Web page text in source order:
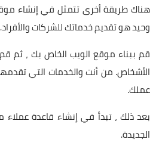
وحيد هو تقديم خدماتك للشركات والأفراد.
قم ببناء موقع الويب الخاص بك ، ثم
الأشخاص. من أنت والخدمات التي
عملك.
بعد ذلك ، تبدأ في إنشاء قاعدة عملاء
الجديدة.